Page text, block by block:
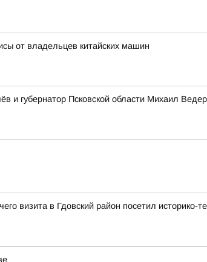
от владельцев китайских машин
и губернатор Псковской области Михаил
визита в Гдовский район посетил